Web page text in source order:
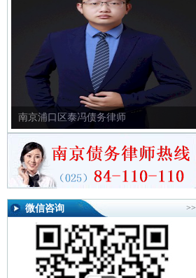
南京浦口区泰冯债权债务律师
微信咨询 >>